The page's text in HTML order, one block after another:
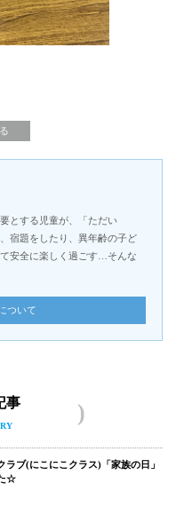
とする児童が、「ただい
宿題をしたり、異年齢の子ど
安全に楽しく過ごす…そんな
ついて
事
ラブ(にこにこクラス)「家族の日」
☆